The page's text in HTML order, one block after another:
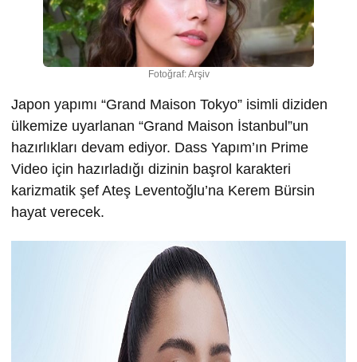
Fotoğraf: Arşiv
Japon yapımı “Grand Maison Tokyo” isimli diziden
ülkemize uyarlanan “Grand Maison İstanbul”un
hazırlıkları devam ediyor. Dass Yapım’ın Prime
Video için hazırladığı dizinin başrol karakteri
karizmatik şef Ateş Leventoğlu’na Kerem Bürsin
hayat verecek.